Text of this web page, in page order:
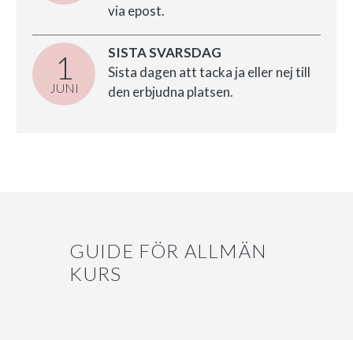
via epost.
1
JUNI
SISTA SVARSDAG
Sista dagen att tacka ja eller nej till
den erbjudna platsen.
GUIDE FÖR ALLMÄN
KURS